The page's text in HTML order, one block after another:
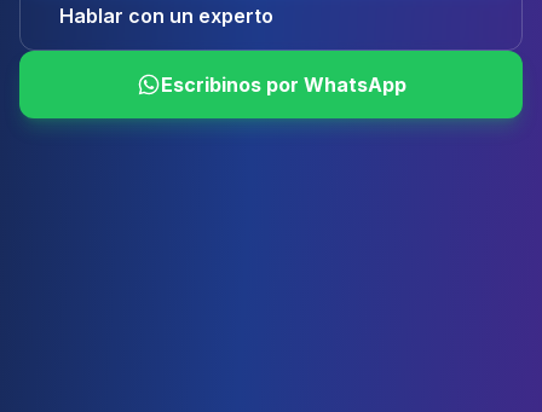
Hablar con un experto
Escribinos por WhatsApp